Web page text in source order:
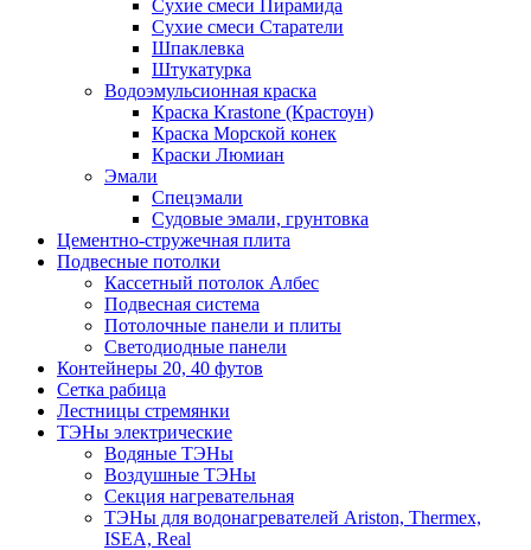
Сухие смеси Пирамида
Сухие смеси Старатели
Шпаклевка
Штукатурка
Водоэмульсионная краска
Краска Krastone (Крастоун)
Краска Морской конек
Краски Люмиан
Эмали
Спецэмали
Судовые эмали, грунтовка
Цементно-стружечная плита
Подвесные потолки
Кассетный потолок Албес
Подвесная система
Потолочные панели и плиты
Светодиодные панели
Контейнеры 20, 40 футов
Сетка рабица
Лестницы стремянки
ТЭНы электрические
Водяные ТЭНы
Воздушные ТЭНы
Секция нагревательная
ТЭНы для водонагревателей Ariston, Thermex,
ISEA, Real